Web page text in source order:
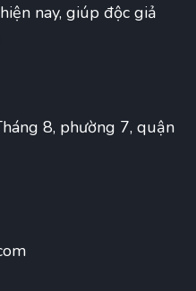
nay, giúp độc giả
8, phường 7, quận